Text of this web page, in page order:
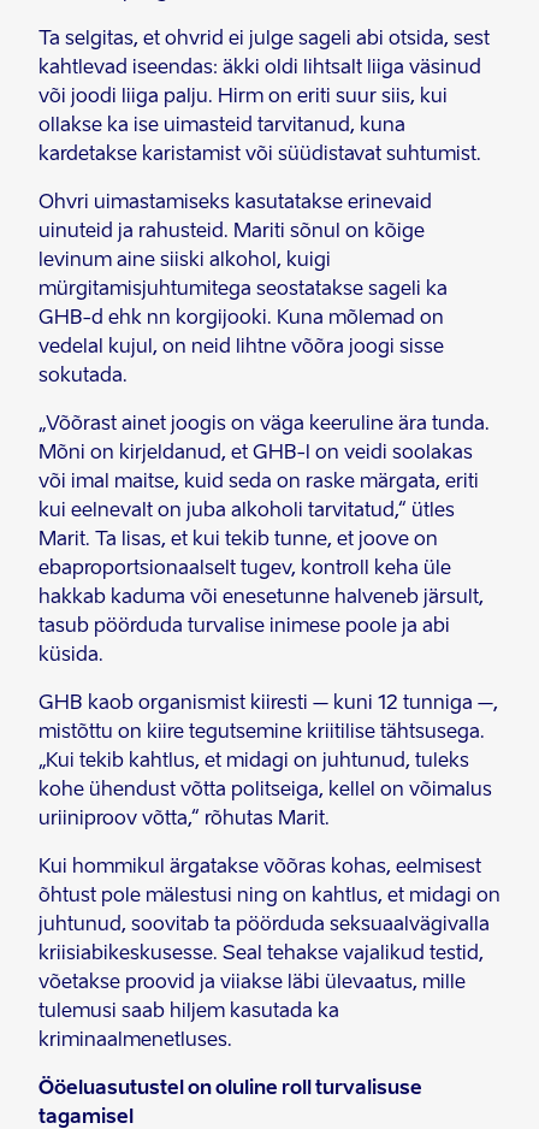
Ta selgitas, et ohvrid ei julge sageli abi otsida, sest
kahtlevad iseendas: äkki oldi lihtsalt liiga väsinud
või joodi liiga palju. Hirm on eriti suur siis, kui
ollakse ka ise uimasteid tarvitanud, kuna
kardetakse karistamist või süüdistavat suhtumist.
Ohvri uimastamiseks kasutatakse erinevaid
uinuteid ja rahusteid. Mariti sõnul on kõige
levinum aine siiski alkohol, kuigi
mürgitamisjuhtumitega seostatakse sageli ka
GHB-d ehk nn korgijooki. Kuna mõlemad on
vedelal kujul, on neid lihtne võõra joogi sisse
sokutada.
„Võõrast ainet joogis on väga keeruline ära tunda.
Mõni on kirjeldanud, et GHB-l on veidi soolakas
või imal maitse, kuid seda on raske märgata, eriti
kui eelnevalt on juba alkoholi tarvitatud,“ ütles
Marit. Ta lisas, et kui tekib tunne, et joove on
ebaproportsionaalselt tugev, kontroll keha üle
hakkab kaduma või enesetunne halveneb järsult,
tasub pöörduda turvalise inimese poole ja abi
küsida.
GHB kaob organismist kiiresti – kuni 12 tunniga –,
mistõttu on kiire tegutsemine kriitilise tähtsusega.
„Kui tekib kahtlus, et midagi on juhtunud, tuleks
kohe ühendust võtta politseiga, kellel on võimalus
uriiniproov võtta,“ rõhutas Marit.
Kui hommikul ärgatakse võõras kohas, eelmisest
õhtust pole mälestusi ning on kahtlus, et midagi on
juhtunud, soovitab ta pöörduda seksuaalvägivalla
kriisiabikeskusesse. Seal tehakse vajalikud testid,
võetakse proovid ja viiakse läbi ülevaatus, mille
tulemusi saab hiljem kasutada ka
kriminaalmenetluses.
Ööeluasutustel on oluline roll turvalisuse
tagamisel